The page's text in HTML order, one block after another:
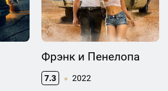
Фрэнк и Пенелопа
7.3 2022